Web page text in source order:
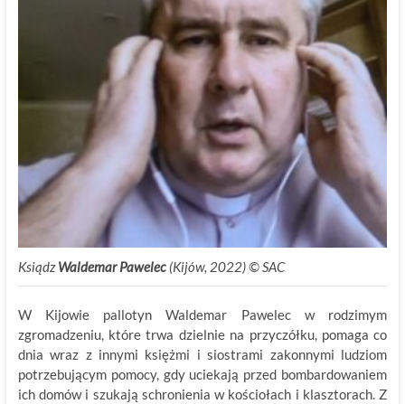
KsiądzWaldemar Pawelec(Kijów, 2022) ©.SAC
W Kijowie pallotyn Waldemar Pawelec w rodzimym
zgromadzeniu, które trwa dzielnie na przyczółku, pomaga co
dnia wraz z innymi księżmi i siostrami zakonnymi ludziom
potrzebującym pomocy, gdy uciekają przed bombardowaniem
ich domów i szukają schronienia w kościołach i klasztorach. Z